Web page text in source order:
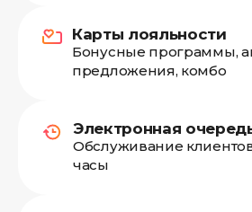
Карты лояльности
Бонусные программы,
предложения, комбо
Электронная
Обслуживание
часы